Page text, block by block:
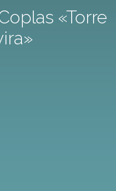
«Torre